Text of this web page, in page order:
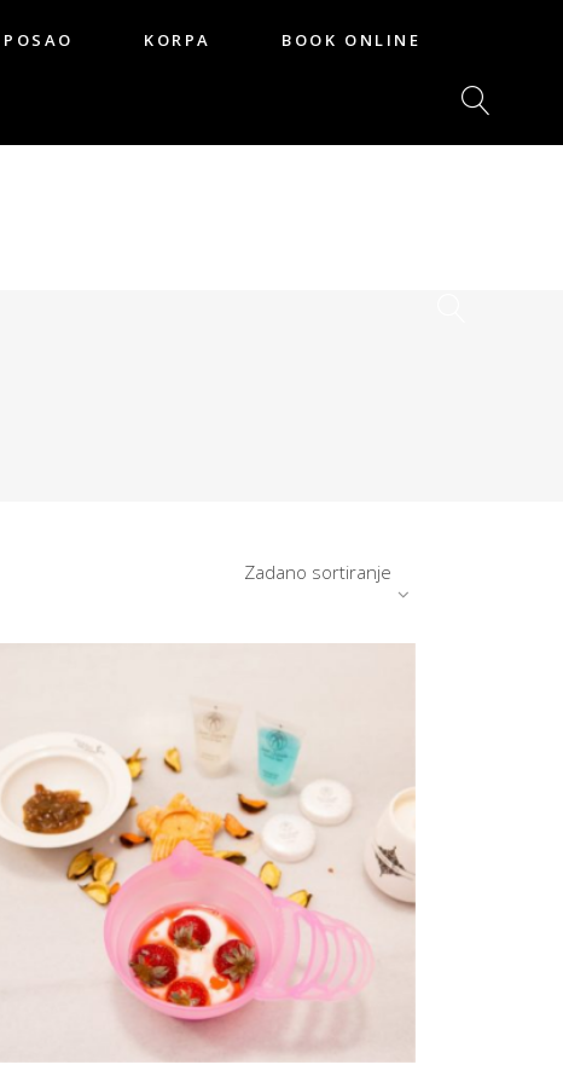
POSAO KORPA BOOK ONLINE
Zadano sortiranje